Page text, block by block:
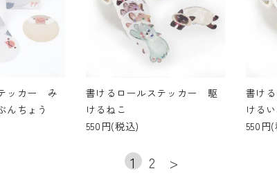
ッカー み
んちょう
書けるロールステッカー 駆
けるねこ
550円(税込)
書け
ける
550円
1 2 >